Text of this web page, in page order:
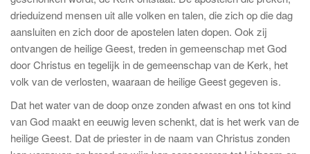
drieduizend mensen uit alle volken en talen, die zich op die dag
aansluiten en zich door de apostelen laten dopen. Ook zij
ontvangen de heilige Geest, treden in gemeenschap met God
door Christus en tegelijk in de gemeenschap van de Kerk, het
volk van de verlosten, waaraan de heilige Geest gegeven is.
Dat het water van de doop onze zonden afwast en ons tot kind
van God maakt en eeuwig leven schenkt, dat is het werk van de
heilige Geest. Dat de priester in de naam van Christus zonden